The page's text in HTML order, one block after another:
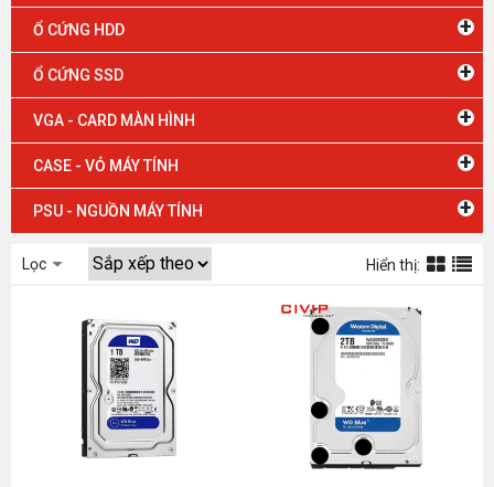
Ổ CỨNG HDD +
Ổ CỨNG SSD +
VGA - CARD MÀN HÌNH +
CASE - VỎ MÁY TÍNH +
PSU - NGUỒN MÁY TÍNH +
Lọc Hiển thị: